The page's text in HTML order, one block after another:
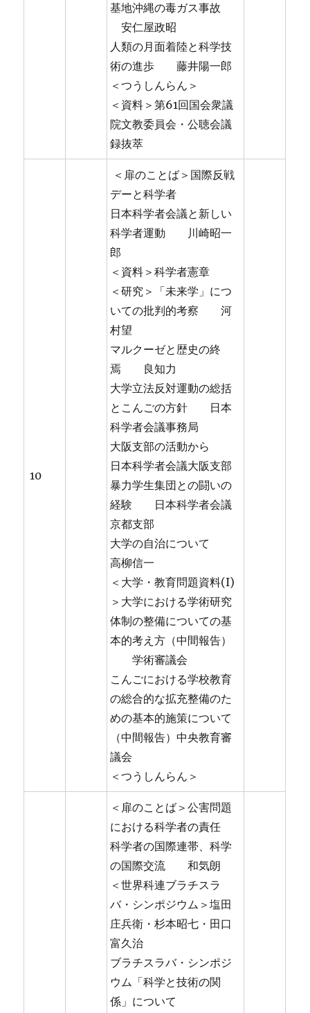
基地沖縄の毒ガス事故
安仁屋政昭
人類の月面着陸と科学技
術の進歩 藤井陽一郎
＜つうしんらん＞
＜資料＞第61回国会衆議
院文教委員会・公聴会議
録抜萃
10
＜扉のことば＞国際反戦
デーと科学者
日本科学者会議と新しい
科学者運動 川崎昭一
郎
＜資料＞科学者憲章
＜研究＞「未来学」につ
いての批判的考察 河
村望
マルクーゼと歴史の終
焉 良知力
大学立法反対運動の総括
とこんごの方針 日本
科学者会議事務局
大阪支部の活動から
日本科学者会議大阪支部
暴力学生集団との闘いの
経験 日本科学者会議
京都支部
大学の自治について
高柳信一
＜大学・教育問題資料(I)
＞大学における学術研究
体制の整備についての基
本的考え方（中間報告）
学術審議会
こんごにおける学校教育
の総合的な拡充整備のた
めの基本的施策について
（中間報告）中央教育審
議会
＜つうしんらん＞
＜扉のことば＞公害問題
における科学者の責任
科学者の国際連帯、科学
の国際交流 和気朗
＜世界科連ブラチスラ
バ・シンポジウム＞塩田
庄兵衛・杉本昭七・田口
富久治
ブラチスラバ・シンポジ
ウム「科学と技術の関
係」について